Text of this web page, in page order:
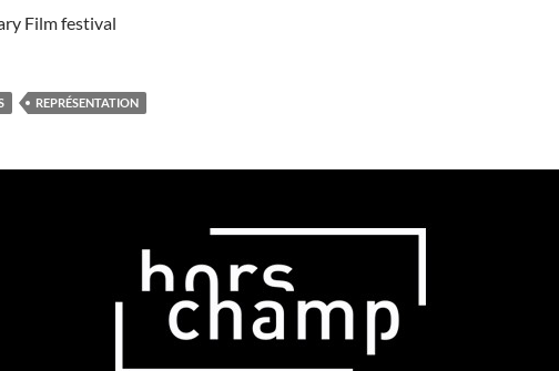
Film festival
REPRÉSENTATION